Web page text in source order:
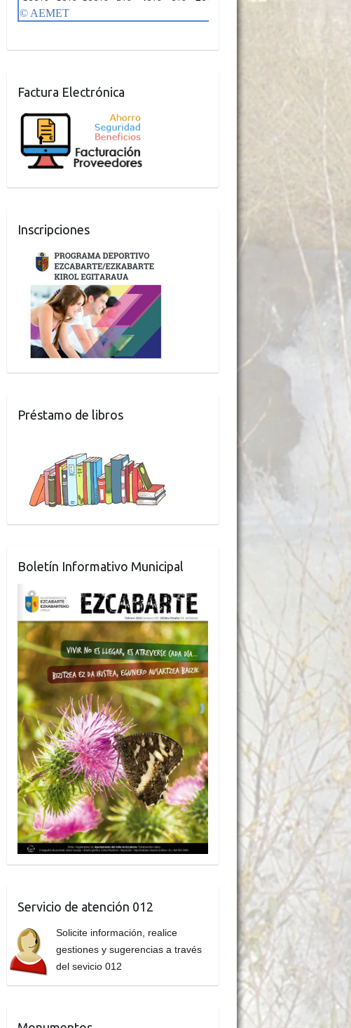
Factura Electrónica
Inscripciones
Préstamo de libros
Boletín Informativo Municipal
Servicio de atención 012
Solicite información, realice
gestiones y sugerencias a través
del sevicio 012